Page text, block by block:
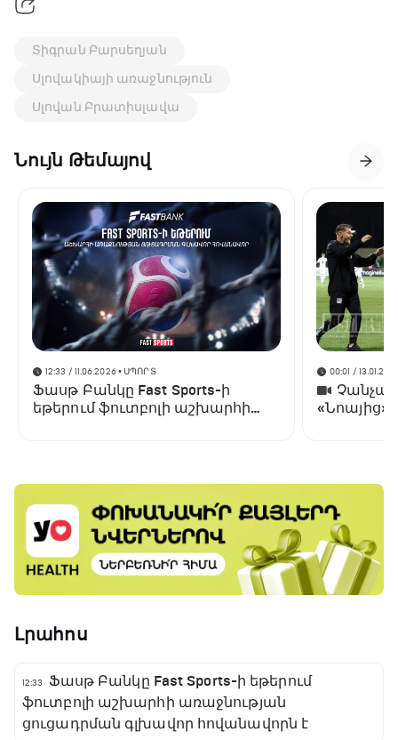
Տիգրան Բարսեղյան
Սլովակիայի առաջնություն
Սլովան Բրատիսլավա
Նույն Թեմայով
12:33 / 11.06.2026• ՍՊՈՐՏ
Ֆասթ Բանկը Fast Sports-ի
եթերում ֆուտբոլի աշխարհի
00:01 /
«Նոայից»
Լրահոս
12:33
Ֆասթ Բանկը Fast Sports-ի եթերում
ֆուտբոլի աշխարհի առաջնության
ցուցադրման գլխավոր հովանավորն է